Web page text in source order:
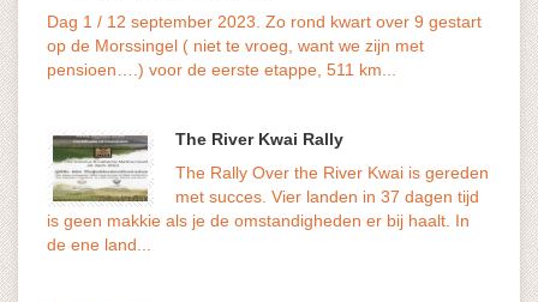
Dag 1 / 12 september 2023. Zo rond kwart over 9 gestart
op de Morssingel ( niet te vroeg, want we zijn met
pensioen….) voor de eerste etappe, 511 km...
The River Kwai Rally
The Rally Over the River Kwai is gereden
met succes. Vier landen in 37 dagen tijd
is geen makkie als je de omstandigheden er bij haalt. In
de ene land...
het